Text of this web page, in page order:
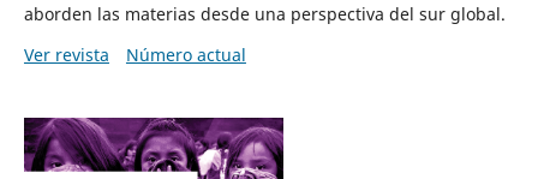
aborden las materias desde una perspectiva del sur global.
Ver revista
Número actual